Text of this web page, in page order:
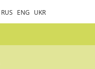
RUS ENG UKR